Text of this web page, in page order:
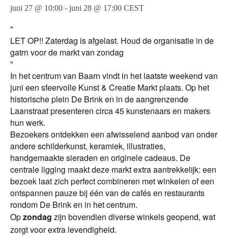
juni 27 @ 10:00 - juni 28 @ 17:00 CEST
LET OP!! Zaterdag is afgelast. Houd de organisatie in de
gatrn voor de markt van zondag
In het centrum van Baarn vindt in het laatste weekend van
juni een sfeervolle Kunst & Creatie Markt plaats. Op het
historische plein De Brink en in de aangrenzende
Laanstraat presenteren circa 45 kunstenaars en makers
hun werk.
Bezoekers ontdekken een afwisselend aanbod van onder
andere schilderkunst, keramiek, illustraties,
handgemaakte sieraden en originele cadeaus. De
centrale ligging maakt deze markt extra aantrekkelijk: een
bezoek laat zich perfect combineren met winkelen of een
ontspannen pauze bij één van de cafés en restaurants
rondom De Brink en in het centrum.
Opzondag zijn bovendien diverse winkels geopend, wat
zorgt voor extra levendigheid.